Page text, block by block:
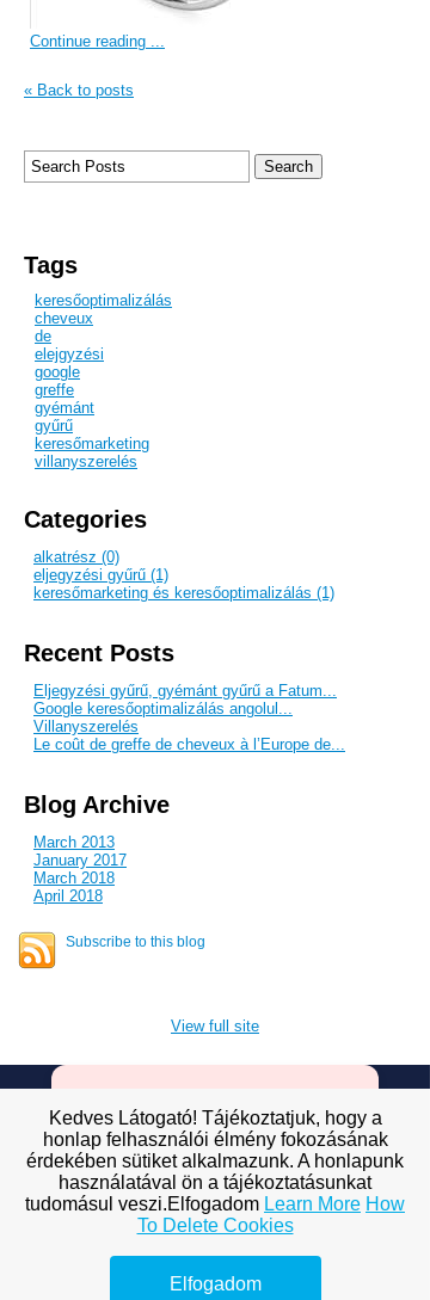
Continue reading ...
« Back to posts
Tags
keresőoptimalizálás
cheveux
de
elejgyzési
google
greffe
gyémánt
gyűrű
keresőmarketing
villanyszerelés
Categories
alkatrész (0)
eljegyzési gyűrű (1)
keresőmarketing és keresőoptimalizálás (1)
Recent Posts
Eljegyzési gyűrű, gyémánt gyűrű a Fatum...
Google keresőoptimalizálás angolul...
Villanyszerelés
Le coût de greffe de cheveux à l’Europe de...
Blog Archive
March 2013
January 2017
March 2018
April 2018
Subscribe to this blog
View full site
Premium Link-
Building
Services
Explore premium link-building
options to boost your online
Kedves Látogató! Tájékoztatjuk, hogy a
honlap felhasználói élmény fokozásának
érdekében sütiket alkalmazunk. A honlapunk
használatával ön a tájékoztatásunkat
tudomásul veszi.Elfogadom Learn More How
To Delete Cookies
Elfogadom